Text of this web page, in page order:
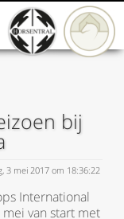
bij
3 mei 2017 om 18:36:22
International
van start met